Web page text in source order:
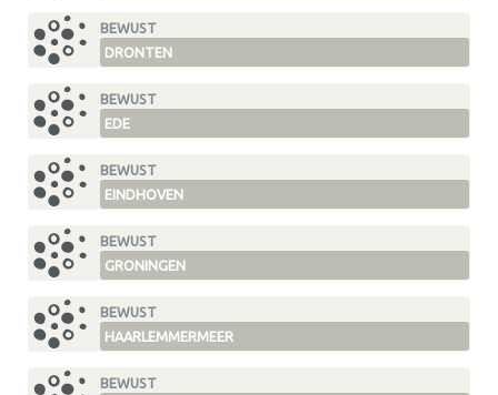
BEWUST
DRONTEN
BEWUST
EDE
BEWUST
EINDHOVEN
BEWUST
GRONINGEN
BEWUST
HAARLEMMERMEER
BEWUST